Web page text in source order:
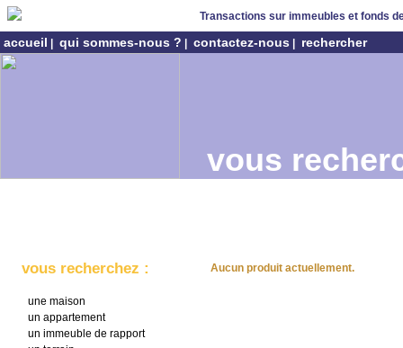
Transactions sur immeubles et fonds
accueil qui sommes-nous ? contactez-nous rechercher
vous
vous recherchez :
une maison
un appartement
un immeuble de rapport
Aucun produit actuellement.